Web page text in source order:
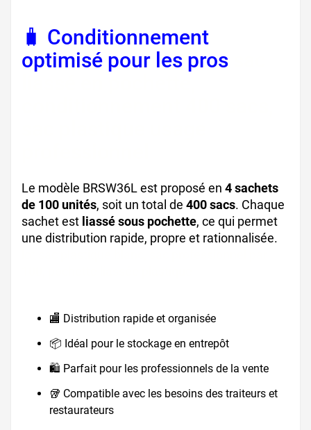
🧳 Conditionnement
optimisé pour les pros
Le modèle BRSW36L est proposé en 4 sachets
de 100 unités, soit un total de 400 sacs. Chaque
sachet est liassé sous pochette, ce qui permet
une distribution rapide, propre et rationnalisée.
🏬 Distribution rapide et organisée
📦 Idéal pour le stockage en entrepôt
🛍️ Parfait pour les professionnels de la vente
🥡 Compatible avec les besoins des traiteurs et
restaurateurs